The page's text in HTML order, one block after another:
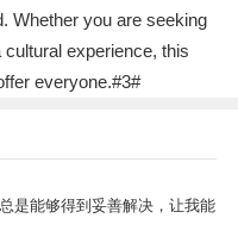
Whether you are seeking
experience, this
everyone.#3#
是能够得到妥善解决，让我能